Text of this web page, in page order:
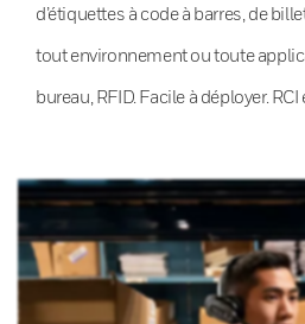
d’étiquettes à code à barres, de
tout environnement ou toute
bureau, RFID. Facile à déployer. RCI